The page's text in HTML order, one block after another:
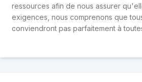
ressources afin de nous assurer
exigences, nous comprenons que
conviendront pas parfaitement à